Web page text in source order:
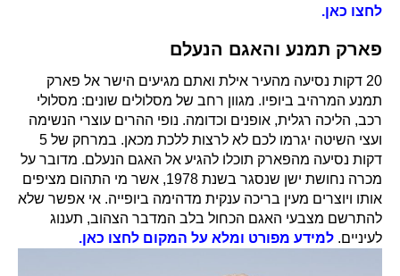
לחצו כאן.
פארק תמנע והאגם הנעלם
20 דקות נסיעה מהעיר אילת ואתם מגיעים הישר אל פארק
תמנע המרהיב ביופיו. מגוון רחב של מסלולים שונים: מסלולי
רכב, הליכה רגלית, אופנים וכדומה. נופי ההרים עוצרי הנשימה
ועצי השיטה יגרמו לכם לא לרצות ללכת מכאן. במרחק של 5
דקות נסיעה מהפארק תוכלו להגיע אל האגם הנעלם. מדובר על
מכרה נחושת ישן שנסגר בשנת 1978, אשר מי התהום מציפים
אותו ויוצרים מעין בריכה ענקית מדהימה ביופייה. אי אפשר שלא
להתרשם מצבעי האגם הכחול בלב המדבר הצהוב, תענוג
לעיניים. למידע מפורט ומלא על המקום לחצו כאן.